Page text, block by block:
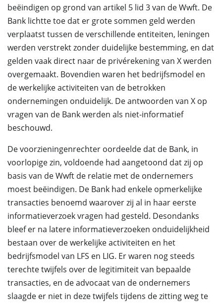
beëindigen op grond van artikel 5 lid 3 van de Wwft. De
Bank lichtte toe dat er grote sommen geld werden
verplaatst tussen de verschillende entiteiten, leningen
werden verstrekt zonder duidelijke bestemming, en dat
gelden vaak direct naar de privérekening van X werden
overgemaakt. Bovendien waren het bedrijfsmodel en
de werkelijke activiteiten van de betrokken
ondernemingen onduidelijk. De antwoorden van X op
vragen van de Bank werden als niet-informatief
beschouwd.
De voorzieningenrechter oordeelde dat de Bank, in
voorlopige zin, voldoende had aangetoond dat zij op
basis van de Wwft de relatie met de ondernemers
moest beëindigen. De Bank had enkele opmerkelijke
transacties benoemd waarover zij al in haar eerste
informatieverzoek vragen had gesteld. Desondanks
bleef er na latere informatieverzoeken onduidelijkheid
bestaan over de werkelijke activiteiten en het
bedrijfsmodel van LFS en LIG. Er waren nog steeds
terechte twijfels over de legitimiteit van bepaalde
transacties, en de advocaat van de ondernemers
slaagde er niet in deze twijfels tijdens de zitting weg te